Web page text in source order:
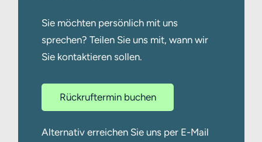
Sie möchten persönlich mit uns
sprechen? Teilen Sie uns mit, wann wir
Sie kontaktieren sollen.
Rückruftermin buchen
Alternativ erreichen Sie uns per E-Mail